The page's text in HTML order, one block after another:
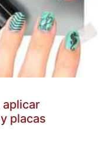
aplicar
placas